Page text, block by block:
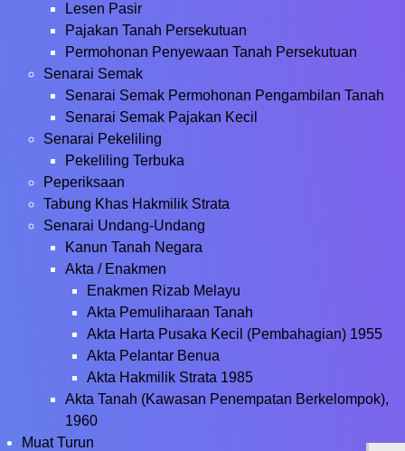
Lesen Pasir
Pajakan Tanah Persekutuan
Permohonan Penyewaan Tanah Persekutuan
Senarai Semak
Senarai Semak Permohonan Pengambilan Tanah
Senarai Semak Pajakan Kecil
Senarai Pekeliling
Pekeliling Terbuka
Peperiksaan
Tabung Khas Hakmilik Strata
Senarai Undang-Undang
Kanun Tanah Negara
Akta / Enakmen
Enakmen Rizab Melayu
Akta Pemuliharaan Tanah
Akta Harta Pusaka Kecil (Pembahagian) 1955
Akta Pelantar Benua
Akta Hakmilik Strata 1985
Akta Tanah (Kawasan Penempatan Berkelompok),
1960
Muat Turun